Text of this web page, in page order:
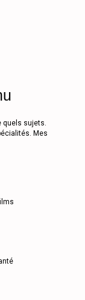
quels sujets.
Mes